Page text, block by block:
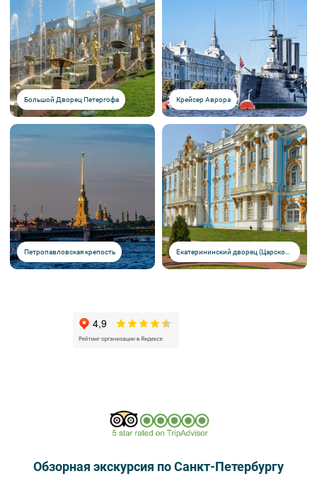
Большой Дворец Петергофа Крейсер Аврора
Петропавловская крепость Екатерининский дворец (Царское село)
Обзорная экскурсия по Санкт-Петербургу